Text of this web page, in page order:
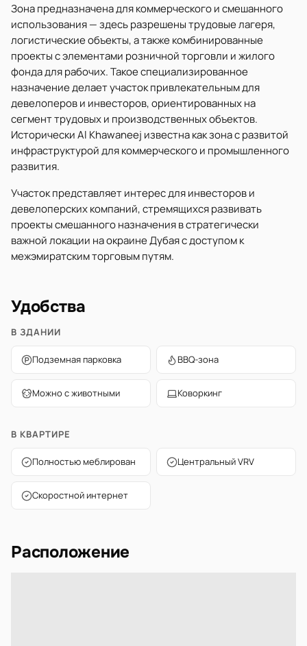
Зона предназначена для коммерческого и смешанного
использования — здесь разрешены трудовые лагеря,
логистические объекты, а также комбинированные
проекты с элементами розничной торговли и жилого
фонда для рабочих. Такое специализированное
назначение делает участок привлекательным для
девелоперов и инвесторов, ориентированных на
сегмент трудовых и производственных объектов.
Исторически Al Khawaneej известна как зона с развитой
инфраструктурой для коммерческого и промышленного
развития.
Участок представляет интерес для инвесторов и
девелоперских компаний, стремящихся развивать
проекты смешанного назначения в стратегически
важной локации на окраине Дубая с доступом к
межэмиратским торговым путям.
Удобства
В ЗДАНИИ
Подземная парковка BBQ-зона
Можно с животными Коворкинг
В КВАРТИРЕ
Полностью меблирован Центральный VRV
Скоростной интернет
Расположение